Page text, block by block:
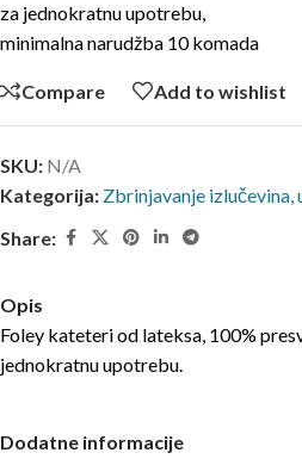
za jednokratnu upotrebu,
minimalna narudžba 10 komada
Compare Add to wishlist
SKU: N/A
Kategorija: Zbrinjavanje izlučevina,
Share:
Opis
Foley kateteri od lateksa, 100%
jednokratnu upotrebu.
Dodatne informacije